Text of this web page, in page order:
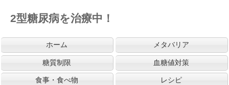
2型糖尿病を治療中！
ホーム メタバリア
糖質制限 血糖値対策
食事・食べ物 レシピ